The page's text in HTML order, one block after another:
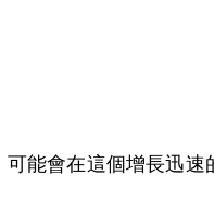
能會在這個增長迅速